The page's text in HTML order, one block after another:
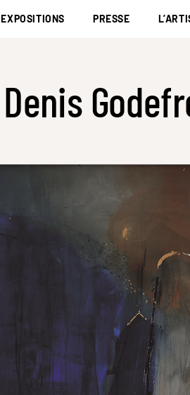
EXPOSITIONS PRESSE
Denis